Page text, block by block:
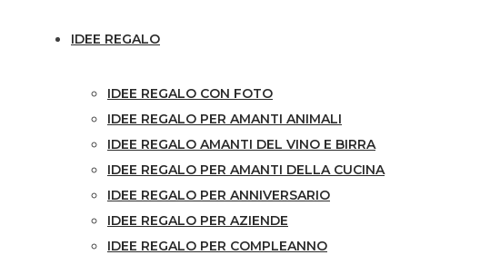
IDEE REGALO
IDEE REGALO CON FOTO
IDEE REGALO PER AMANTI ANIMALI
IDEE REGALO AMANTI DEL VINO E BIRRA
IDEE REGALO PER AMANTI DELLA CUCINA
IDEE REGALO PER ANNIVERSARIO
IDEE REGALO PER AZIENDE
IDEE REGALO PER COMPLEANNO